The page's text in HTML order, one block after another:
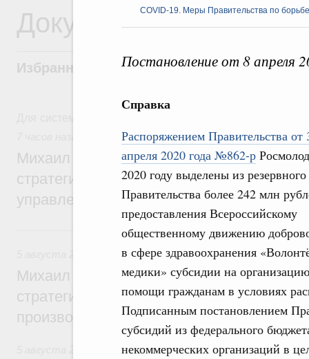
COVID-19. Меры Правительства по
Постановление от 8 апреля
Справка
Распоряжением Правительства от
апреля 2020 года №862-р
2020 году выделены из
Правительства более 242 млн
предоставления Всероссийскому
общественному движению
в сфере здравоохранения
медики» субсидии на организацию
помощи гражданам в условиях
Подписанным постановлением
субсидий из федерального
некоммерческих организаций в
Документы
Избранные документы со справками к
Для системного поиска перейдите в раздел "Поиск по
Технологическое развитие. Инновации
Михаил Мишустин дал поручения по
стратегической сессии о
управления научно-технологическим
Вчера
Вопросы производительности труда и
Михаил Мишустин дал поручения по
стратегической сессии, посвящённой
производительности труда
Национальный проект «Экологическое